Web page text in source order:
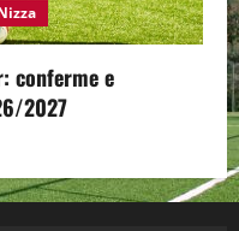
conferme e
2027